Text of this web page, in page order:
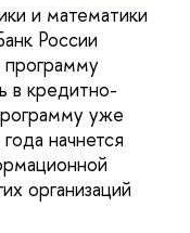
и математики
России
программу
в кредитно-
уже
начнется
организаций